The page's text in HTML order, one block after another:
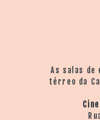
As salas de
térreo da